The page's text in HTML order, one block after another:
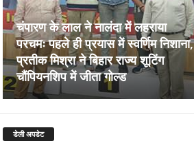
चंपारण के लाल ने नालंदा में लहराया
परचमः पहले ही प्रयास में स्वर्णिम निशाना,
प्रतीक मिश्रा ने बिहार राज्य शूटिंग
चौंपियनशिप में जीता गोल्ड
डेली अपडेट